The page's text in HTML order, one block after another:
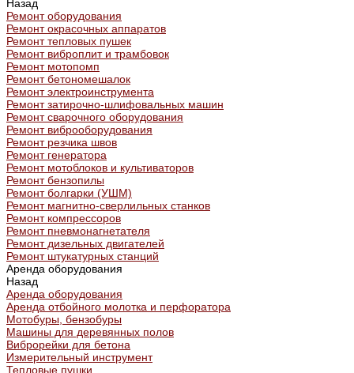
Назад
Ремонт оборудования
Ремонт окрасочных аппаратов
Ремонт тепловых пушек
Ремонт виброплит и трамбовок
Ремонт мотопомп
Ремонт бетономешалок
Ремонт электроинструмента
Ремонт затирочно-шлифовальных машин
Ремонт сварочного оборудования
Ремонт виброоборудования
Ремонт резчика швов
Ремонт генератора
Ремонт мотоблоков и культиваторов
Ремонт бензопилы
Ремонт болгарки (УШМ)
Ремонт магнитно-сверлильных станков
Ремонт компрессоров
Ремонт пневмонагнетателя
Ремонт дизельных двигателей
Ремонт штукатурных станций
Аренда оборудования
Назад
Аренда оборудования
Аренда отбойного молотка и перфоратора
Мотобуры, бензобуры
Машины для деревянных полов
Виброрейки для бетона
Измерительный инструмент
Тепловые пушки